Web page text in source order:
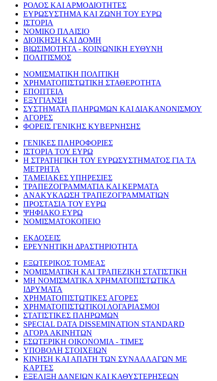
ΡΟΛΟΣ ΚΑΙ ΑΡΜΟΔΙΟΤΗΤΕΣ
ΕΥΡΩΣΥΣΤΗΜΑ ΚΑΙ ΖΩΝΗ ΤΟΥ ΕΥΡΩ
ΙΣΤΟΡΙΑ
ΝΟΜΙΚΟ ΠΛΑΙΣΙΟ
ΔΙΟΙΚΗΣΗ ΚΑΙ ΔΟΜΗ
ΒΙΩΣΙΜΟΤΗΤΑ - ΚΟΙΝΩΝΙΚΗ ΕΥΘΥΝΗ
ΠΟΛΙΤΙΣΜΟΣ
ΝΟΜΙΣΜΑΤΙΚΗ ΠΟΛΙΤΙΚΗ
ΧΡΗΜΑΤΟΠΙΣΤΩΤΙΚΗ ΣΤΑΘΕΡΟΤΗΤΑ
ΕΠΟΠΤΕΙΑ
ΕΞΥΓΙΑΝΣΗ
ΣΥΣΤΗΜΑΤΑ ΠΛΗΡΩΜΩΝ ΚΑΙ ΔΙΑΚΑΝΟΝΙΣΜΟΥ
ΑΓΟΡΕΣ
ΦΟΡΕΙΣ ΓΕΝΙΚΗΣ ΚΥΒΕΡΝΗΣΗΣ
ΓΕΝΙΚΕΣ ΠΛΗΡΟΦΟΡΙΕΣ
ΙΣΤΟΡΙΑ ΤΟΥ ΕΥΡΩ
Η ΣΤΡΑΤΗΓΙΚΗ ΤΟΥ ΕΥΡΩΣΥΣΤΗΜΑΤΟΣ ΓΙΑ ΤΑ
ΜΕΤΡΗΤΑ
ΤΑΜΕΙΑΚΕΣ ΥΠΗΡΕΣΙΕΣ
ΤΡΑΠΕΖΟΓΡΑΜΜΑΤΙΑ ΚΑΙ ΚΕΡΜΑΤΑ
ΑΝΑΚΥΚΛΩΣΗ ΤΡΑΠΕΖΟΓΡΑΜΜΑΤΙΩΝ
ΠΡΟΣΤΑΣΙΑ ΤΟΥ ΕΥΡΩ
ΨΗΦΙΑΚΟ ΕΥΡΩ
ΝΟΜΙΣΜΑΤΟΚΟΠΕΙΟ
ΕΚΔΟΣΕΙΣ
ΕΡΕΥΝΗΤΙΚΗ ΔΡΑΣΤΗΡΙΟΤΗΤΑ
ΕΞΩΤΕΡΙΚΟΣ ΤΟΜΕΑΣ
ΝΟΜΙΣΜΑΤΙΚΗ ΚΑΙ ΤΡΑΠΕΖΙΚΗ ΣΤΑΤΙΣΤΙΚΗ
ΜΗ ΝΟΜΙΣΜΑΤΙΚΑ ΧΡΗΜΑΤΟΠΙΣΤΩΤΙΚΑ
ΙΔΡΥΜΑΤΑ
ΧΡΗΜΑΤΟΠΙΣΤΩΤΙΚΕΣ ΑΓΟΡΕΣ
ΧΡΗΜΑΤΟΠΙΣΤΩΤΙΚΟΙ ΛΟΓΑΡΙΑΣΜΟΙ
ΣΤΑΤΙΣΤΙΚΕΣ ΠΛΗΡΩΜΩΝ
SPECIAL DATA DISSEMINATION STANDARD
ΑΓΟΡΑ ΑΚΙΝΗΤΩΝ
ΕΣΩΤΕΡΙΚΗ ΟΙΚΟΝΟΜΙΑ - ΤΙΜΕΣ
ΥΠΟΒΟΛΗ ΣΤΟΙΧΕΙΩΝ
ΚΙΝΗΣΗ ΚΑΙ ΑΠΑΤΗ ΤΩΝ ΣΥΝΑΛΛΑΓΩΝ ΜΕ
ΚΑΡΤΕΣ
ΕΞΕΛΙΞΗ ΔΑΝΕΙΩΝ ΚΑΙ ΚΑΘΥΣΤΕΡΗΣΕΩΝ